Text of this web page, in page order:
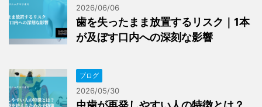
2026/06/06
歯を失ったまま放置するリスク｜1本
が及ぼす口内への深刻な影響
ブログ
2026/05/30